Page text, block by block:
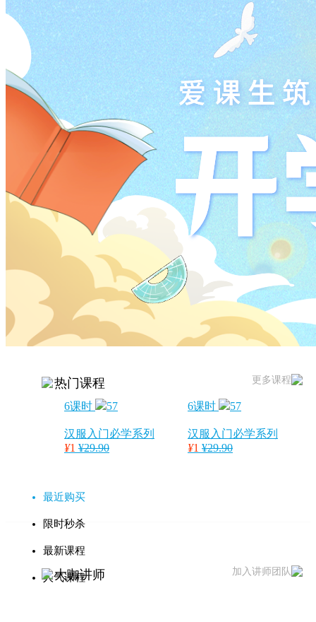
更多课程
热门课程
6课时 57
汉服入门必学系列
¥1 ¥29.90
6课时 57
汉服入门必学系列
¥1 ¥29.90
最近购买
限时秒杀
最新课程
人气课程
加入讲师团队
大咖讲师